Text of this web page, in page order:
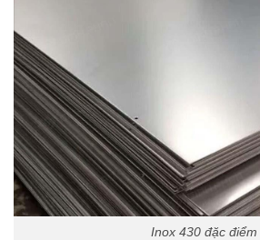
Inox 430 đặc điểm